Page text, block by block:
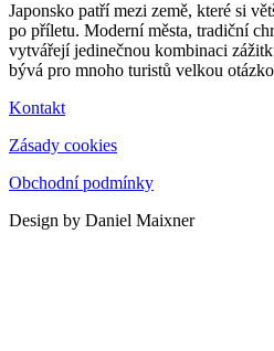
Japonsko patří mezi země, které si
po příletu. Moderní města, tradiční
vytvářejí jedinečnou kombinaci
bývá pro mnoho turistů velkou
Kontakt
Zásady cookies
Obchodní podmínky
Design by Daniel Maixner